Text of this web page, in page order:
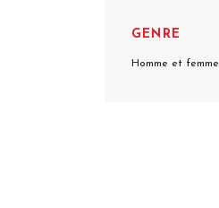
GENRE
Homme et femme